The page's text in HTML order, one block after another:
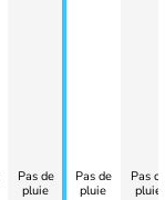
Pas de
pluie
Pas de
pluie
Pas
pluie